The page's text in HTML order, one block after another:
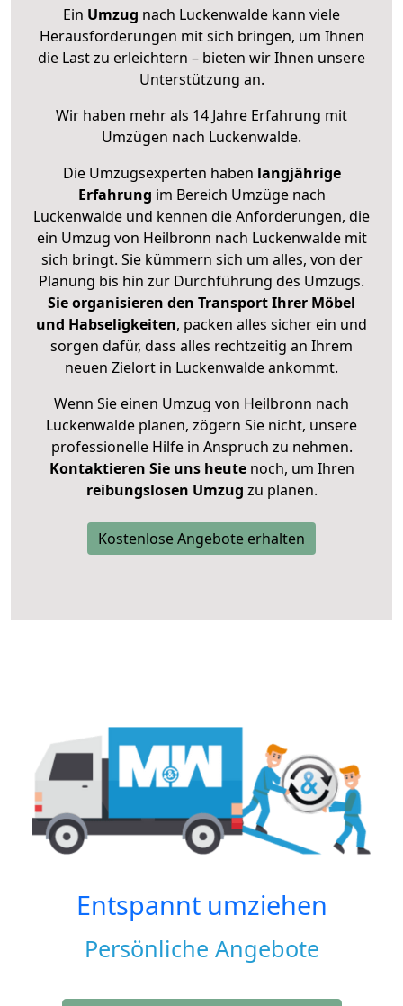
Ein Umzug nach Luckenwalde kann viele
Herausforderungen mit sich bringen, um Ihnen
die Last zu erleichtern – bieten wir Ihnen unsere
Unterstützung an.
Wir haben mehr als 14 Jahre Erfahrung mit
Umzügen nach Luckenwalde.
Die Umzugsexperten haben langjährige
Erfahrung im Bereich Umzüge nach
Luckenwalde und kennen die Anforderungen, die
ein Umzug von Heilbronn nach Luckenwalde mit
sich bringt. Sie kümmern sich um alles, von der
Planung bis hin zur Durchführung des Umzugs.
Sie organisieren den Transport Ihrer Möbel
und Habseligkeiten, packen alles sicher ein und
sorgen dafür, dass alles rechtzeitig an Ihrem
neuen Zielort in Luckenwalde ankommt.
Wenn Sie einen Umzug von Heilbronn nach
Luckenwalde planen, zögern Sie nicht, unsere
professionelle Hilfe in Anspruch zu nehmen.
Kontaktieren Sie uns heutenoch, um Ihren
reibungslosen Umzug zu planen.
Kostenlose Angebote erhalten
Entspannt umziehen
Persönliche Angebote